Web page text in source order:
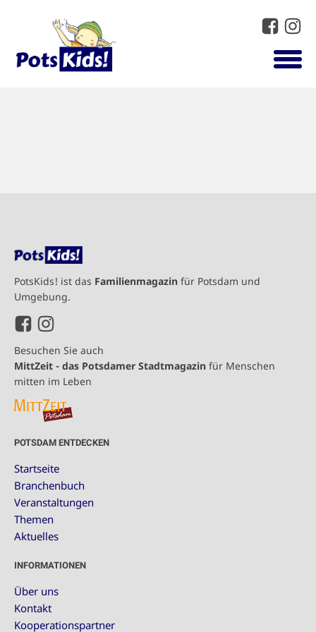
PotsKids! ist das Familienmagazin für Potsdam und
Umgebung.
Besuchen Sie auch
MittZeit - das Potsdamer Stadtmagazin für Menschen
mitten im Leben
POTSDAM ENTDECKEN
Startseite
Branchenbuch
Veranstaltungen
Themen
Aktuelles
INFORMATIONEN
Über uns
Kontakt
Kooperationspartner